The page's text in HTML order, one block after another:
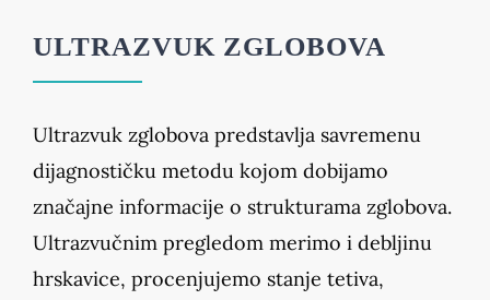
ULTRAZVUK ZGLOBOVA
Ultrazvuk zglobova predstavlja savremenu
dijagnostičku metodu kojom dobijamo
značajne informacije o strukturama zglobova.
Ultrazvučnim pregledom merimo i debljinu
hrskavice, procenjujemo stanje tetiva,